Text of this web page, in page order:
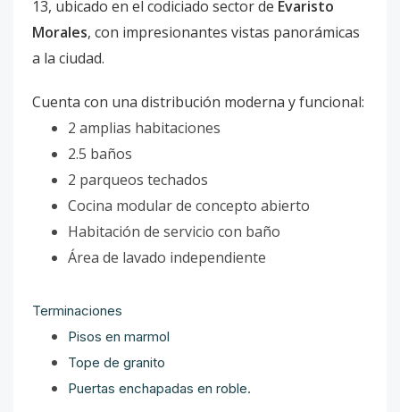
13, ubicado en el codiciado sector de Evaristo
Morales, con impresionantes vistas panorámicas
a la ciudad.
Cuenta con una distribución moderna y funcional:
2 amplias habitaciones
2.5 baños
2 parqueos techados
Cocina modular de concepto abierto
Habitación de servicio con baño
Área de lavado independiente
Terminaciones
Pisos en marmol
Tope de granito
Puertas enchapadas en roble.